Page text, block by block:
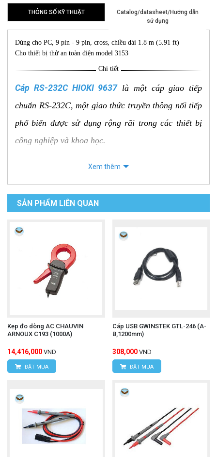
THÔNG SỐ KỸ THUẬT
Catalog/datasheet/Hướng dẫn
sử dụng
Dùng cho PC, 9 pin - 9 pin, cross, chiều dài 1.8 m (5.91 ft)
Cho thiết bị thử an toàn điện model 3153
Chi tiết
Cáp RS-232C HIOKI 9637là một cáp giao tiếp
chuẩn RS-232C, một giao thức truyền thông nối tiếp
phổ biến được sử dụng rộng rãi trong các thiết bị
công nghiệp và khoa học.
thuật chính
Loại cáp: Cáp giao tiếp RS-232C.
Chiều dài cáp:
1.8 mét (5.91 ft). Chiều dài này khá
tiêu chuẩn, đủ để kết nối các thiết bị nằm gần nhau
nghiệm.
Đầu nối:
Một đầu là đầu nối D-sub 9 chân (9-pin D-sub)
(thường là cái nhìn thấy trên máy tính hoặc bộ
chuyển đổi USB-to-RS232).
Đầu còn lại là đầu nối chuyên dụng của Hioki
(thường là một đầu tròn có khóa hoặc đầu nối 9-
Xem thêm
SẢN PHẨM LIÊN QUAN
Kẹp đo dòng AC CHAUVIN
ARNOUX C193 (1000A)
14,416,000 VND
ĐẶT MUA
Cáp USB GWINSTEK GTL-246 (A-
B,1200mm)
308,000 VND
ĐẶT MUA